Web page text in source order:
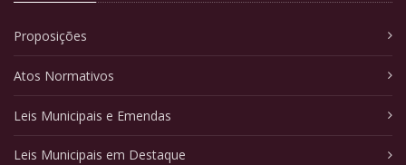
Proposições
Atos Normativos
Leis Municipais e Emendas
Leis Municipais em Destaque